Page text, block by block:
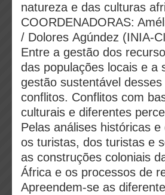
natureza e das culturas
COORDENADORAS:
/ Dolores Agúndez (INIA-
Entre a gestão dos
das populações locais e a
gestão sustentável
conflitos. Conflitos com
culturais e diferentes
Pelas análises históricas
os turistas, dos turistas e
as construções coloniais
África e os processos de
Apreendem-se as